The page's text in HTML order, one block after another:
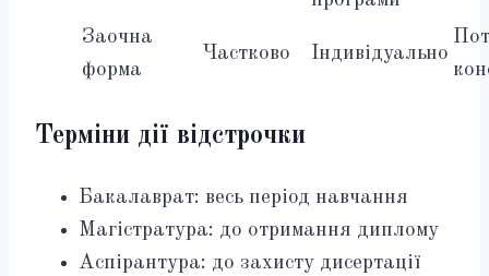
Заочна
форма
Частково Індивідуально
Терміни дії відстрочки
Бакалаврат: весь період навчання
Магістратура: до отримання диплому
Аспірантура: до захисту дисертації